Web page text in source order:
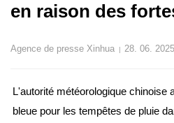
en raison des
Agence de presse Xinhua | 28. 06. 2025
L'autorité météorologique chinoise
bleue pour les tempêtes de pluie